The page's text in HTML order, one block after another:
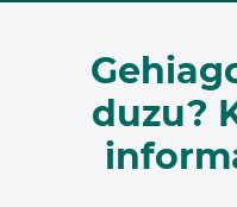
duzu?